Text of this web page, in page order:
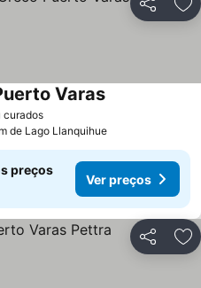
Partilhar
curados
Varas
de Lago Llanquihue
preços
Ver preços
Partilhar